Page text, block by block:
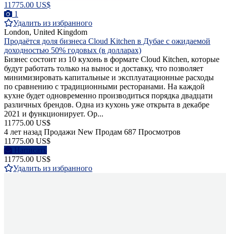
11775.00 US$
1
Удалить из избранного
London, United Kingdom
Продаётся доля бизнеса Cloud Kitchen в Дубае с ожидаемой
доходностью 50% годовых (в долларах)
Бизнес состоит из 10 кухонь в формате Сloud Кitchen, которые
будут работать только на вынос и доставку, что позволяет
минимизировать капитальные и эксплуатационные расходы
по сравнению с традиционными ресторанами. На каждой
кухне будет одновременно производиться порядка двадцати
различных брендов. Одна из кухонь уже открыта в декабре
2021 и функционирует. Ор...
11775.00 US$
4 лет назад Продажи New Продам 687 Просмотров
11775.00 US$
Написать
11775.00 US$
Удалить из избранного